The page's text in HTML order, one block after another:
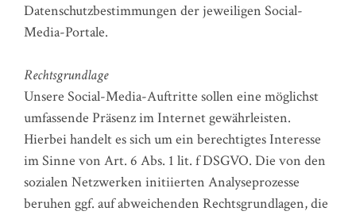
Datenschutzbestimmungen der jeweiligen Social-
Media-Portale.
Rechtsgrundlage
Unsere Social-Media-Auftritte sollen eine möglichst
umfassende Präsenz im Internet gewährleisten.
Hierbei handelt es sich um ein berechtigtes Interesse
im Sinne von Art. 6 Abs. 1 lit. f DSGVO. Die von den
sozialen Netzwerken initiierten Analyseprozesse
beruhen ggf. auf abweichenden Rechtsgrundlagen, die